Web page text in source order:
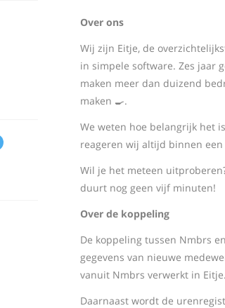
Over ons
Wij zijn Eitje, de
in simpele software. Zes jaar
maken meer dan duizend
maken 🍳.
We weten hoe belangrijk het
reageren wij altijd binnen
Wil je het meteen
duurt nog geen vijf minuten!
Over de koppeling
De koppeling tussen Nmbrs
gegevens van nieuwe
vanuit Nmbrs verwerkt in Eitje.
Daarnaast wordt de